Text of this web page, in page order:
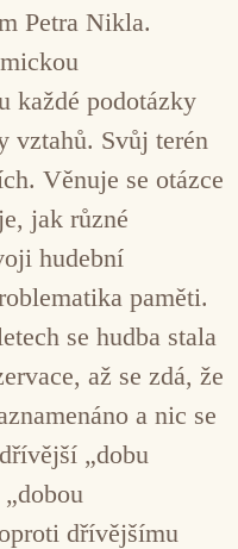
Petra Nikla.
každé podotázky
vztahů. Svůj terén
Věnuje se otázce
jak různé
hudební
paměti.
se hudba stala
až se zdá, že
a nic se
„dobu
dřívějšímu